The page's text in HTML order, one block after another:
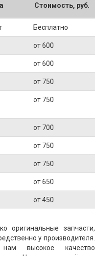
Стоимость, руб.
Бесплатно
от 600
от 600
от 750
от 750
от 700
от 750
от 750
от 650
от 450
оригинальные запчасти,
у производителя.
высокое качество